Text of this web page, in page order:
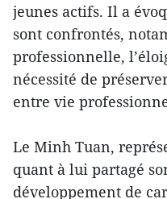
jeunes actifs. Il a
sont confrontés,
professionnelle,
nécessité de
entre vie
Le Minh Tuan,
quant à lui partagé
développement de